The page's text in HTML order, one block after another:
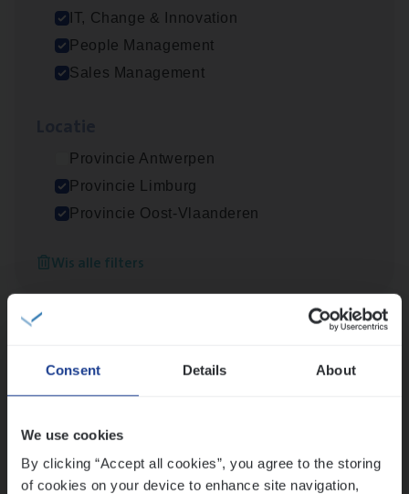
Consent Details About
We use cookies
By clicking “Accept all cookies”, you agree to the storing
of cookies on your device to enhance site navigation,
IT, Change & Innovation
People Management
Sales Management
Provincie Antwerpen
Provincie Limburg
Provincie Oost-Vlaanderen
Wis alle filters
Scha­de­be­heer­der verzekeringen
Lees onze verhalen
Meer dan collega’s: hoe Julie en Aurélie elkaar
versterken
Mathias houdt van diepgaande dossiers én droge
humor
werk
Ons sollicitatieproces